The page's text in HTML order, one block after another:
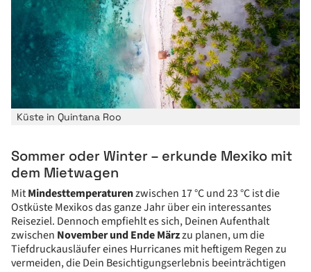
Küste in Quintana Roo
Sommer oder Winter – erkunde Mexiko mit
dem Mietwagen
MitMindesttemperaturenzwischen 17 °C und 23 °C ist die
Ostküste Mexikos das ganze Jahr über ein interessantes
Reiseziel. Dennoch empfiehlt es sich, Deinen Aufenthalt
zwischen November und Ende Märzzu planen, um die
Tiefdruckausläufer eines Hurricanes mit heftigem Regen zu
vermeiden, die Dein Besichtigungserlebnis beeinträchtigen